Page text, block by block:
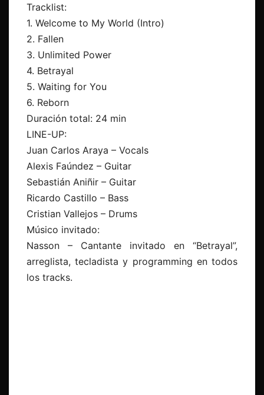
Tracklist:
1. Welcome to My World (Intro)
2. Fallen
3. Unlimited Power
4. Betrayal
5. Waiting for You
6. Reborn
Duración total: 24 min
LINE-UP:
Juan Carlos Araya – Vocals
Alexis Faúndez – Guitar
Sebastián Aniñir – Guitar
Ricardo Castillo – Bass
Cristian Vallejos – Drums
Músico invitado:
Nasson – Cantante invitado en “Betrayal”,
arreglista, tecladista y programming en todos
los tracks.